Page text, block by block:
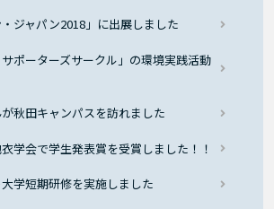
・ジャパン2018」に出展しました
サポーターズサークル」の環境実践活動
秋田キャンパスを訪れました
学会で学生発表賞を受賞しました！！
学短期研修を実施しました